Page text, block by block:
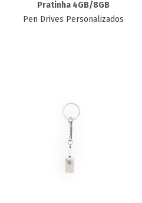
Pratinha 4GB/8GB
Pen Drives Personalizados